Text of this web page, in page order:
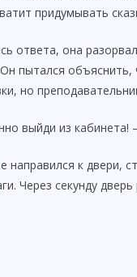
придумывать
ответа, она
пытался
но
выйди из кабинета!
направился к двери,
Через секунду дверь